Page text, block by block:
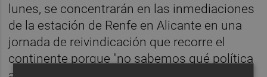
lunes, se concentrarán en las inmediaciones
de la estación de Renfe en Alicante en una
jornada de reivindicación que recorre el
continente porque "no sabemos qué política